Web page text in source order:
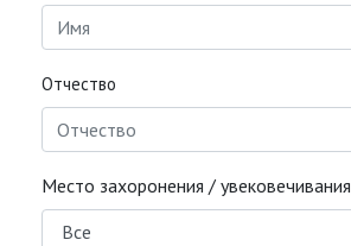
Отчество
Место захоронения / увековечивания